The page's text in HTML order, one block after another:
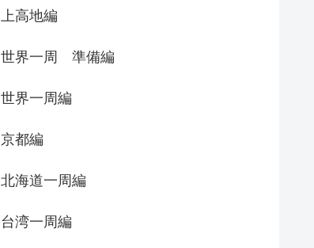
上高地編
世界一周 準備編
世界一周編
京都編
北海道一周編
台湾一周編